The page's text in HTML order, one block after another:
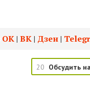
ОК| ВК| Дзен|
20 Обсудить